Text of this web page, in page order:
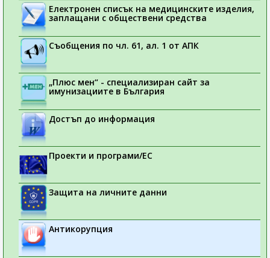
Електронен списък на медицинските изделия,
заплащани с обществени средства
Съобщения по чл. 61, ал. 1 от АПК
„Плюс мен“ - специализиран сайт за
имунизациите в България
Достъп до информация
Проекти и програми/ЕС
Защита на личните данни
Антикорупция